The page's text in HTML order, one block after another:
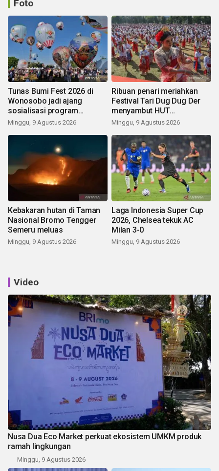
Foto
Tunas Bumi Fest 2026 di
Wonosobo jadi ajang
sosialisasi program
pemerintah lewat balon
Minggu, 9 Agustus 2026
Ribuan penari meriahkan
Festival Tari Dug Dug Der
menyambut HUT
Kemerdekaan
Minggu, 9 Agustus 2026
Kebakaran hutan di Taman
Nasional Bromo Tengger
Semeru meluas
Minggu, 9 Agustus 2026
Laga Indonesia Super Cup
2026, Chelsea tekuk AC
Milan 3-0
Minggu, 9 Agustus 2026
Video
Nusa Dua Eco Market perkuat ekosistem UMKM produk
ramah lingkungan
Minggu, 9 Agustus 2026